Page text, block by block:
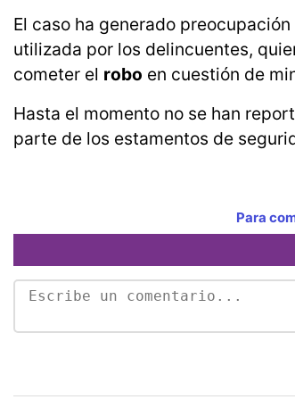
El caso ha generado
utilizada por los delincuentes,
cometer el robo en cuestión de
Hasta el momento no se han
parte de los estamentos de
Para